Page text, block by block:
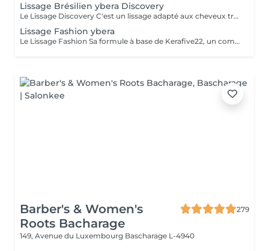
Lissage Brésilien ybera Discovery
Le Lissage Discovery C'est un lissage adapté aux cheveux très frisés, adapté aux femmes enceintes et enfants. Sa formule contient des cellules souches de pomme suisse aux effets régénérants, assurant un lissage raide et brillant jusqu'à 4 mois. Profitez de cheveux lisses, doux et brillant tout en disant adieu aux frisottis. La gamme d'entretient est inclue dans ces prestations.
Lissage Fashion ybera
Le Lissage Fashion Sa formule à base de Kerafive22, un complexe Ybera Paris unique qui lisse tout en préservant les 22 acides aminés du cheveu. L'acide lactique permet de réduire le volume des cheveux. Les huiles d'Inca ninchi, noix de coco et quinoa, les oméga 3,6 et 9 traitent la fibre capillaire pour un résultat doux et soyeux. Le Fashion fournit une hydratation profonde grâce à l'huile d'Inca, l'huile de coco et la protéine de quinoa. Le lissage dure entre 3 et 5 mois, avec l'utilisation de gamme d'entretien.
Barber's & Women's
Roots Bacharage
279
149, Avenue du Luxembourg Bascharage L-4940